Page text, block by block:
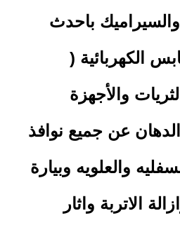
باحدث
الكهربائية (
والأجهزة
الدهان عن جميع نوافذ
والعلويه وبيارة
الاتربة واثار